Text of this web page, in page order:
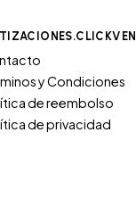
y Condiciones
de reembolso
de privacidad